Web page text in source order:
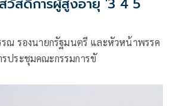
วัสดิการผู้สูงอายุ '3 4 5
ณ รองนายกรัฐมนตรี และหัวหน้าพรรค
ประชุมคณะกรรมการขั